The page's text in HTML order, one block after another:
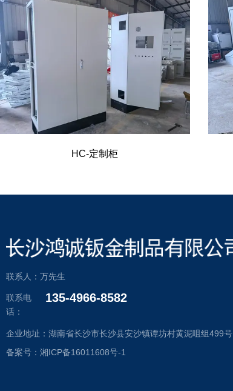
HC-定制柜
联系人：万先生
联系电
话：
135-4966-8582
企业地址：湖南省长沙市长沙县安沙镇谭坊村黄泥咀组499号
备案号：湘ICP备16011608号-1